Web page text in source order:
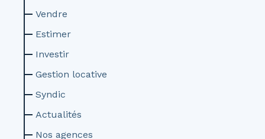
Vendre
Estimer
Investir
Gestion locative
Syndic
Actualités
Nos agences